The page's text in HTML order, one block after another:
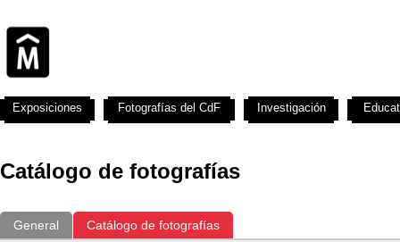
Catálogo de fotografías
General Catálogo de fotografías
Exposiciones Fotografías del CdF Investigación